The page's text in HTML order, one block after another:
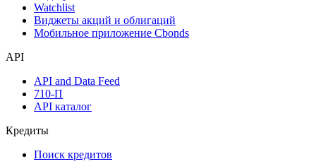
Watchlist
Виджеты акций и облигаций
Мобильное приложение Cbonds
API
API and Data Feed
710-П
API каталог
Кредиты
Поиск кредитов